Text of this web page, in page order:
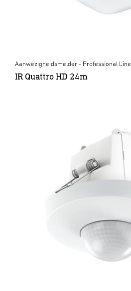
Aanwezigheidsmelder - Professional Line
IR Quattro HD 24m